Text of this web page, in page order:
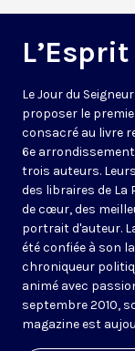
Le Jour du
proposer le
consacré au livre
6e
trois auteurs.
des libraires de
de cœur, des
portrait d'auteur.
été confiée à son
chroniqueur
animé avec
septembre 2010,
magazine est